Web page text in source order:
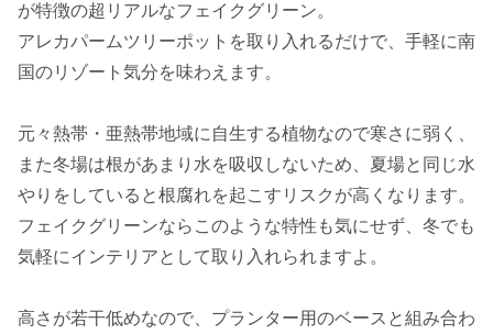
が特徴の超リアルなフェイクグリーン。
アレカパームツリーポットを取り入れるだけで、手軽に南
国のリゾート気分を味わえます。
元々熱帯・亜熱帯地域に自生する植物なので寒さに弱く、
また冬場は根があまり水を吸収しないため、夏場と同じ水
やりをしていると根腐れを起こすリスクが高くなります。
フェイクグリーンならこのような特性も気にせず、冬でも
気軽にインテリアとして取り入れられますよ。
高さが若干低めなので、プランター用のベースと組み合わ